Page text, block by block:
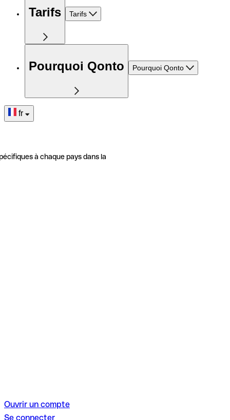
Tarifs Tarifs
Pourquoi Qonto Pourquoi Qonto
fr
à chaque pays dans la
Ouvrir un compte
Se connecter